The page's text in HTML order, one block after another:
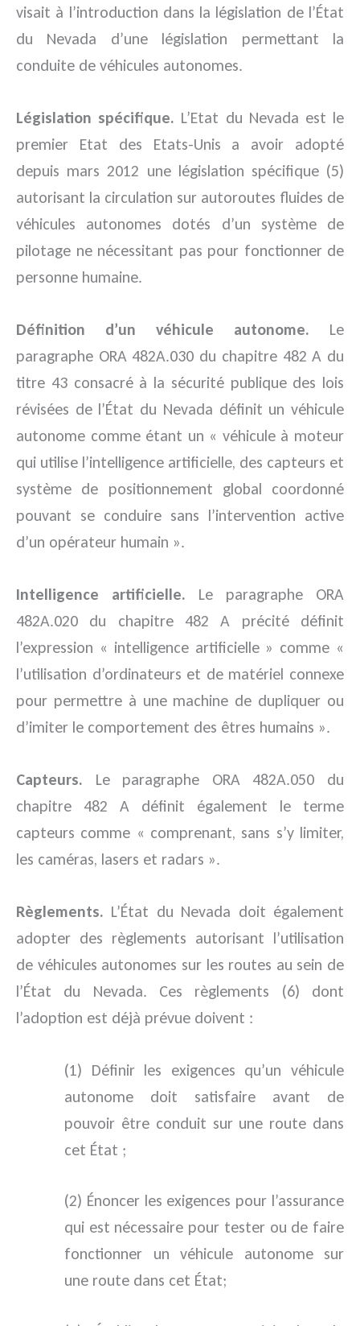
visait à l’introduction dans la législation de l’État
du Nevada d’une législation permettant la
conduite de véhicules autonomes.
Législation spécifique. L’Etat du Nevada est le
premier Etat des Etats-Unis a avoir adopté
depuis mars 2012 une législation spécifique (5)
autorisant la circulation sur autoroutes fluides de
véhicules autonomes dotés d’un système de
pilotage ne nécessitant pas pour fonctionner de
personne humaine.
Définition d’un véhicule autonome. Le
paragraphe ORA 482A.030 du chapitre 482 A du
titre 43 consacré à la sécurité publique des lois
révisées de l’État du Nevada définit un véhicule
autonome comme étant un « véhicule à moteur
qui utilise l’intelligence artificielle, des capteurs et
système de positionnement global coordonné
pouvant se conduire sans l’intervention active
d’un opérateur humain ».
Intelligence artificielle. Le paragraphe ORA
482A.020 du chapitre 482 A précité définit
l’expression « intelligence artificielle » comme «
l’utilisation d’ordinateurs et de matériel connexe
pour permettre à une machine de dupliquer ou
d’imiter le comportement des êtres humains ».
Capteurs. Le paragraphe ORA 482A.050 du
chapitre 482 A définit également le terme
capteurs comme « comprenant, sans s’y limiter,
les caméras, lasers et radars ».
Règlements. L’État du Nevada doit également
adopter des règlements autorisant l’utilisation
de véhicules autonomes sur les routes au sein de
l’État du Nevada. Ces règlements (6) dont
l’adoption est déjà prévue doivent :
(1) Définir les exigences qu’un véhicule
autonome doit satisfaire avant de
pouvoir être conduit sur une route dans
cet État ;
(2) Énoncer les exigences pour l’assurance
qui est nécessaire pour tester ou de faire
fonctionner un véhicule autonome sur
une route dans cet État;